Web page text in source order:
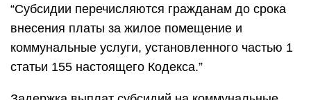
“Субсидии перечисляются гражданам до срока
внесения платы за жилое помещение и
коммунальные услуги, установленного частью 1
статьи 155 настоящего Кодекса.”